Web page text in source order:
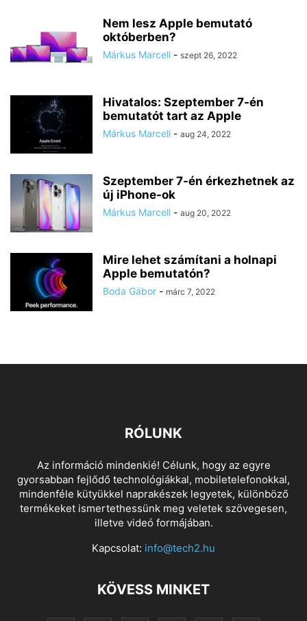
Nem lesz Apple bemutató
októberben?
Márkus Marcell - szept 26, 2022
Hivatalos: Szeptember 7-én
bemutatót tart az Apple
Márkus Marcell - aug 24, 2022
Szeptember 7-én érkezhetnek az
új iPhone-ok
Márkus Marcell - aug 20, 2022
Mire lehet számítani a holnapi
Apple bemutatón?
Boda Gábor - márc 7, 2022
RÓLUNK
Az információ mindenkié! Célunk, hogy az egyre
gyorsabban fejlődő technológiákkal, mobiletelefonokkal,
mindenféle kütyükkel naprakészek legyetek, különböző
termékeket ismertethessünk meg veletek szövegesen,
illetve videó formájában.
Kapcsolat: info@tech2.hu
KÖVESS MINKET